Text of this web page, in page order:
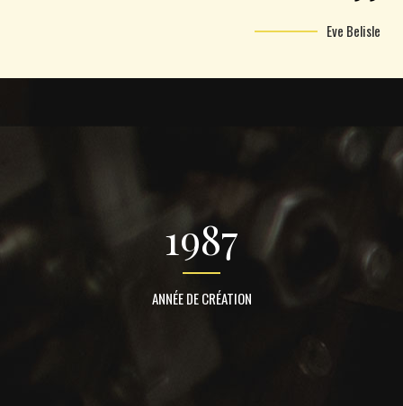
Eve Belisle
1987
ANNÉE DE CRÉATION